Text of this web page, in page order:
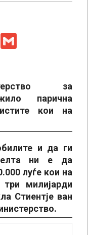
Viber
за
парична
кои на
и да ги
ни е да
луѓе кои на
милијарди
Стиентје ван